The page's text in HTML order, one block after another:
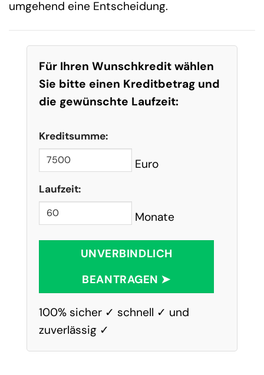
umgehend eine Entscheidung.
Für Ihren Wunschkredit wählen
Sie bitte einen Kreditbetrag und
die gewünschte Laufzeit:
Kreditsumme:
Euro
Laufzeit:
Monate
UNVERBINDLICH
BEANTRAGEN ➤
100% sicher ✓ schnell ✓ und
zuverlässig ✓